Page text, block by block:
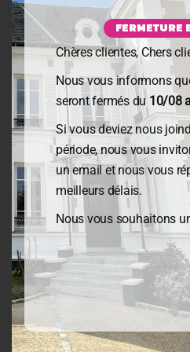
Missions
Missions reprises
Missions
Missions
Missions Directeur
INFORMATIONS
Mentions
Politique de
CONTACT
FERMETURE
Chères clientes, Chers
Nous vous informons
seront fermés du 10/08
Si vous deviez nous
période, nous vous
un email et nous vous
meilleurs délais.
Nous vous souhaitons